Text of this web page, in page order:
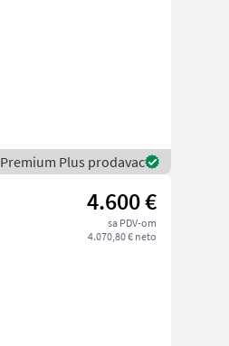
Premium Plus prodavac
4.600 €
sa PDV-om
4.070,80 € neto